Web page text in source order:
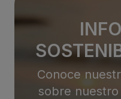
Conoce
sobre